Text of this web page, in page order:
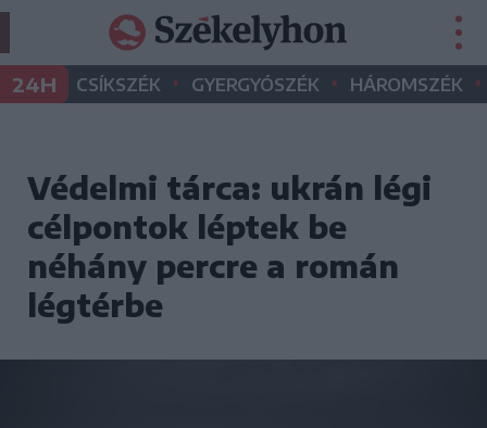
24H CSÍKSZÉK • GYERGYÓSZÉK • HÁROMSZÉK •
Védelmi tárca: ukrán légi
célpontok léptek be
néhány percre a román
légtérbe